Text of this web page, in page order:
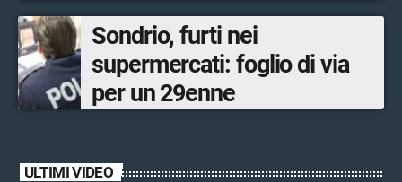
Sondrio, furti nei
supermercati: foglio di via
per un 29enne
ULTIMI VIDEO